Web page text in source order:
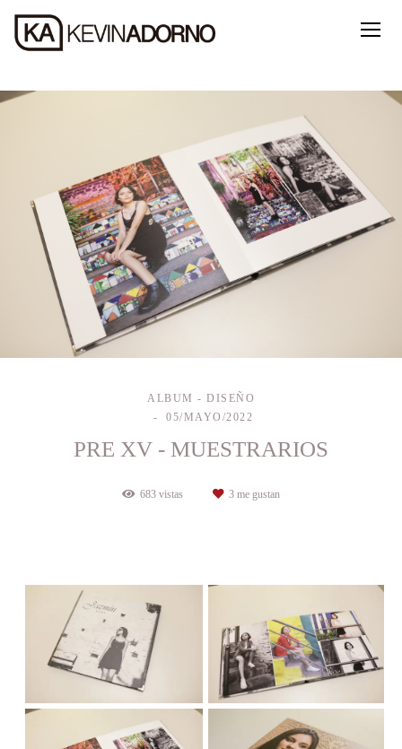
ALBUM - DISEÑO
05/MAYO/2022
PRE XV - MUESTRARIOS
683 vistas 3 me gustan